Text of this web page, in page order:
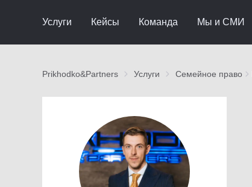
Услуги Кейсы Команда Мы и СМИ
Prikhodko&Partners Услуги Семейное право